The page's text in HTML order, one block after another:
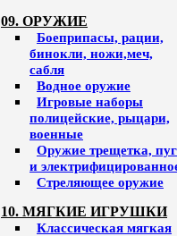
09. ОРУЖИЕ
Боеприпасы, рации,
бинокли, ножи,меч,
сабля
Водное оружие
Игровые наборы
полицейские, рыцари,
военные
Оружие трещетка,
и
Стреляющее оружие
10. МЯГКИЕ ИГРУШКИ
Классическая мягкая